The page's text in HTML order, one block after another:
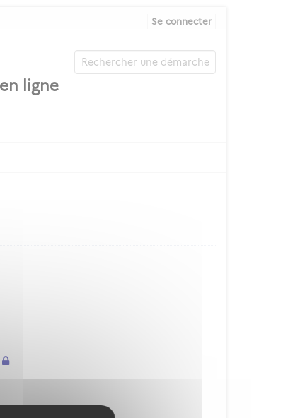
Se connecter